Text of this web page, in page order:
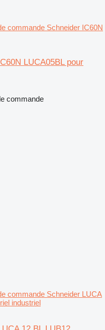
commande Schneider IC60N
LUCA05BL pour
commande
commande Schneider LUCA
industriel